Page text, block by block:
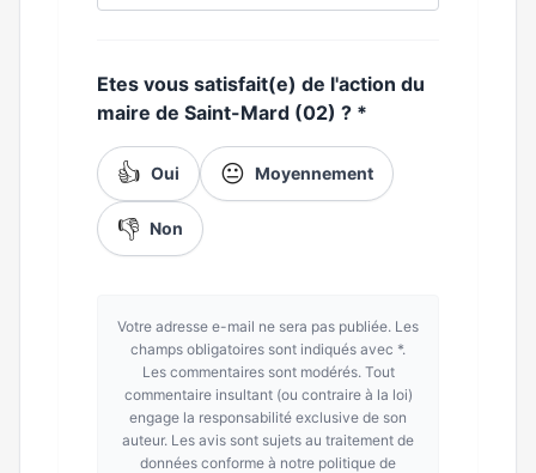
Etes vous satisfait(e) de l'action du
maire de Saint-Mard (02) ? *
👍 Oui 😐 Moyennement
👎 Non
Votre adresse e-mail ne sera pas publiée. Les
champs obligatoires sont indiqués avec *.
Les commentaires sont modérés. Tout
commentaire insultant (ou contraire à la loi)
engage la responsabilité exclusive de son
auteur. Les avis sont sujets au traitement de
données conforme à notre politique de